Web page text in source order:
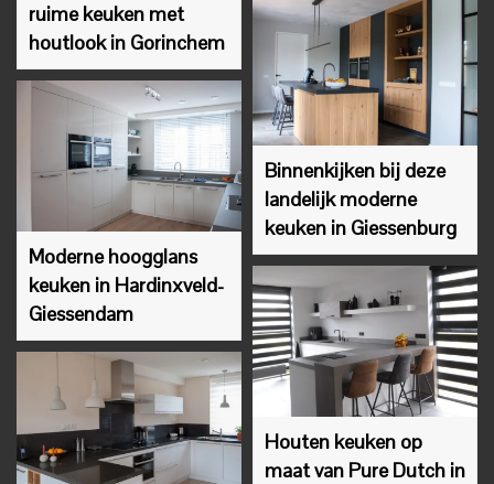
ruime keuken met
houtlook in Gorinchem
Binnenkijken bij deze
landelijk moderne
keuken in Giessenburg
Moderne hoogglans
keuken in Hardinxveld-
Giessendam
Houten keuken op
maat van Pure Dutch in